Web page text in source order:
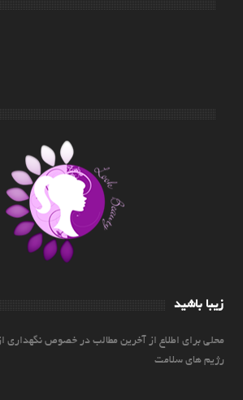
زیبا باشید
محلی برای اطلاع از آخرین مطالب در خصوص نگهداری
رژیم های سلامت